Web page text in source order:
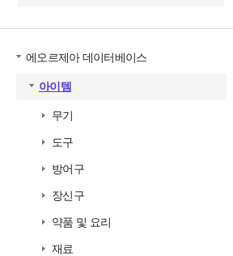
에오르제아 데이터베이스
아이템
무기
도구
방어구
장신구
약품 및 요리
재료